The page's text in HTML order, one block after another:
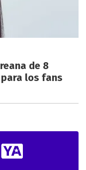
de 8
los fans